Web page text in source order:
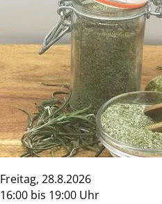
Freitag, 28.8.2026
16:00 bis 19:00 Uhr